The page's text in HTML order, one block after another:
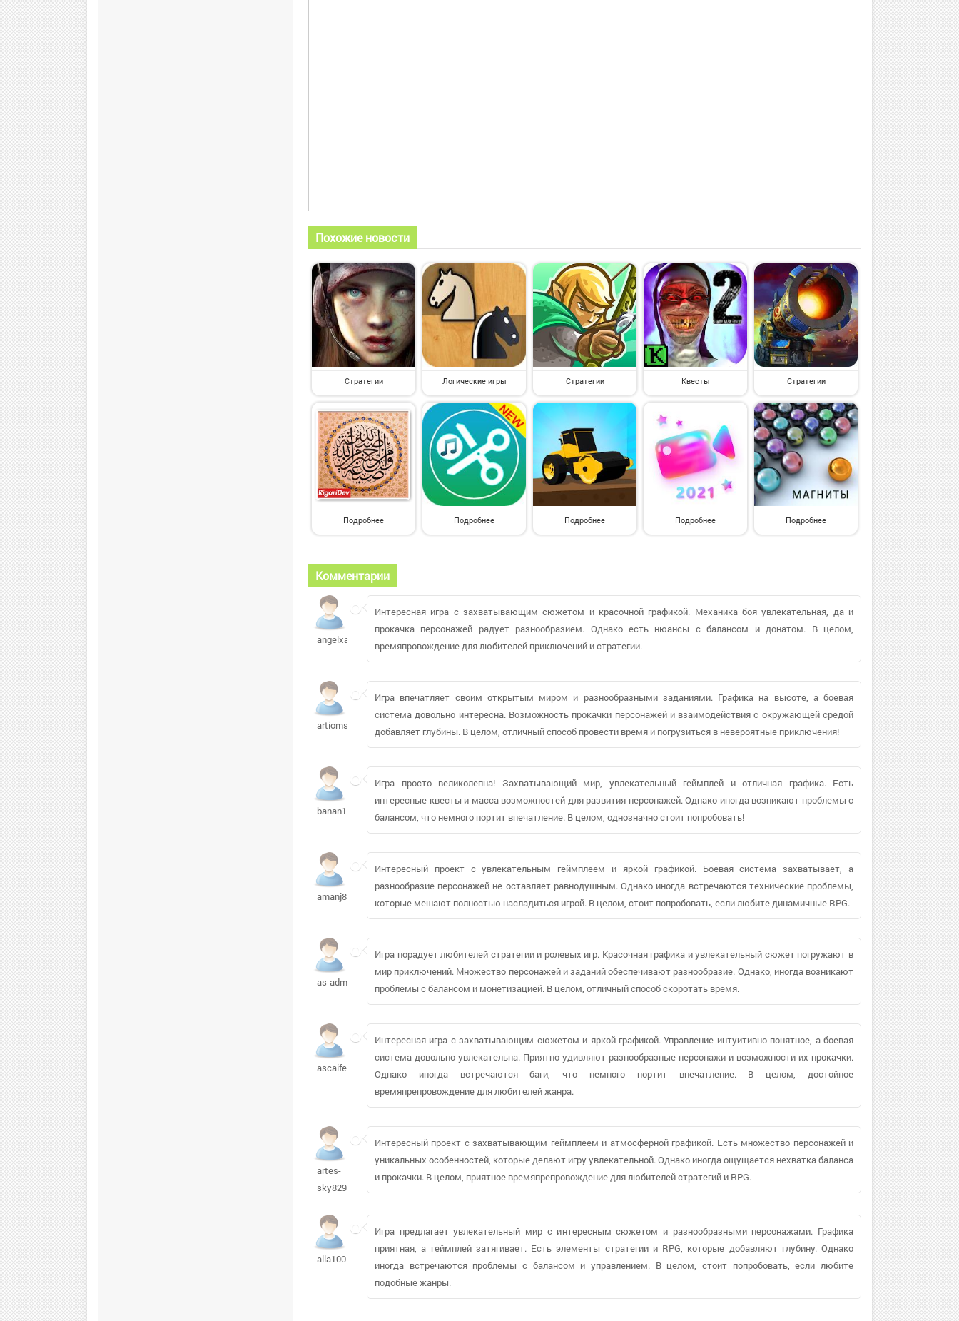
Похожие новости
Стратегии Логические игры Стратегии Квесты Стратегии
Подробнее Подробнее Подробнее Подробнее Подробнее
Комментарии
angelxach
Интересная игра с захватывающим сюжетом и красочной графикой. Механика боя увлекательная, да и
прокачка персонажей радует разнообразием. Однако есть нюансы с балансом и донатом. В целом,
времяпровождение для любителей приключений и стратегии.
artiomstar523
Игра впечатляет своим открытым миром и разнообразными заданиями. Графика на высоте, а боевая
система довольно интересна. Возможность прокачки персонажей и взаимодействия с окружающей средой
добавляет глубины. В целом, отличный способ провести время и погрузиться в невероятные приключения!
banan1973207
Игра просто великолепна! Захватывающий мир, увлекательный геймплей и отличная графика. Есть
интересные квесты и масса возможностей для развития персонажей. Однако иногда возникают проблемы с
балансом, что немного портит впечатление. В целом, однозначно стоит попробовать!
amanj87
Интересный проект с увлекательным геймплеем и яркой графикой. Боевая система захватывает, а
разнообразие персонажей не оставляет равнодушным. Однако иногда встречаются технические проблемы,
которые мешают полностью насладиться игрой. В целом, стоит попробовать, если любите динамичные RPG.
as-adm
Игра порадует любителей стратегии и ролевых игр. Красочная графика и увлекательный сюжет погружают в
мир приключений. Множество персонажей и заданий обеспечивают разнообразие. Однако, иногда возникают
проблемы с балансом и монетизацией. В целом, отличный способ скоротать время.
ascaife442
Интересная игра с захватывающим сюжетом и яркой графикой. Управление интуитивно понятное, а боевая
система довольно увлекательна. Приятно удивляют разнообразные персонажи и возможности их прокачки.
Однако иногда встречаются баги, что немного портит впечатление. В целом, достойное
времяпрепровождение для любителей жанра.
artes-
sky829
Интересный проект с захватывающим геймплеем и атмосферной графикой. Есть множество персонажей и
уникальных особенностей, которые делают игру увлекательной. Однако иногда ощущается нехватка баланса
и прокачки. В целом, приятное времяпрепровождение для любителей стратегий и RPG.
alla1005
Игра предлагает увлекательный мир с интересным сюжетом и разнообразными персонажами. Графика
приятная, а геймплей затягивает. Есть элементы стратегии и RPG, которые добавляют глубину. Однако
иногда встречаются проблемы с балансом и управлением. В целом, стоит попробовать, если любите
подобные жанры.